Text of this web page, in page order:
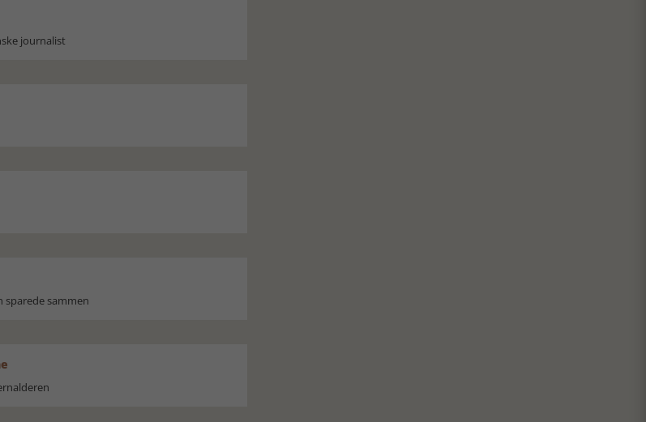
journalist
sammen